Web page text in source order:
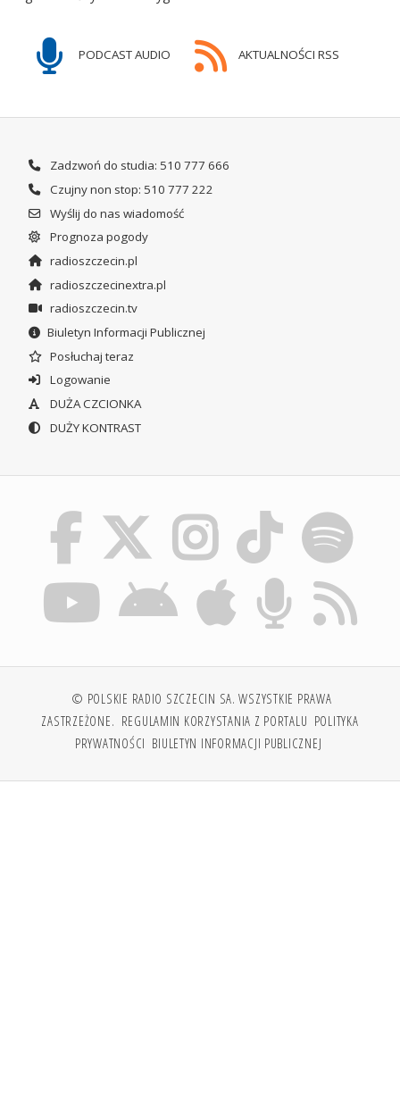
PODCAST AUDIO AKTUALNOŚCI RSS
Zadzwoń do studia: 510 777 666
Czujny non stop: 510 777 222
Wyślij do nas wiadomość
Prognoza pogody
radioszczecin.pl
radioszczecinextra.pl
radioszczecin.tv
Biuletyn Informacji Publicznej
Posłuchaj teraz
Logowanie
DUŻA CZCIONKA
DUŻY KONTRAST
© POLSKIE RADIO SZCZECIN SA. WSZYSTKIE PRAWA
ZASTRZEŻONE. REGULAMIN KORZYSTANIA Z PORTALU POLITYKA
PRYWATNOŚCI BIULETYN INFORMACJI PUBLICZNEJ